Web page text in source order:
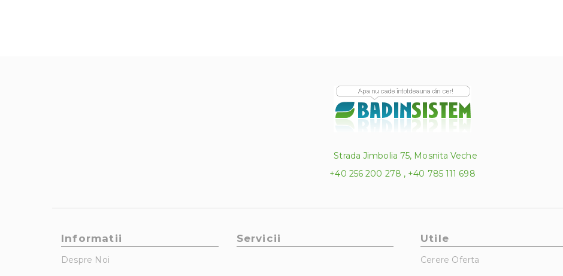
Strada Jimbolia 75, Mosnita Veche
+40 256 200 278 , +40 785 111 698
Informatii
Despre Noi
Servicii Utile
Cerere Oferta